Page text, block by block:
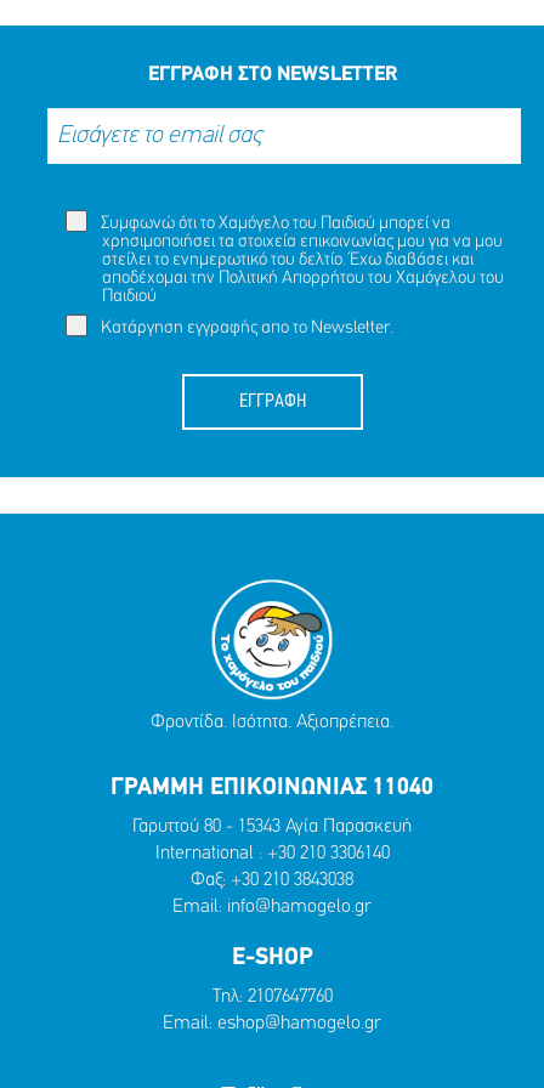
ΤΟ
ΤΩΡΑ
ΕΓΓΡΑΦΗ ΣΤΟ NEWSLETTER
Συμφωνώ ότι το Χαμόγελο του Παιδιού μπορεί να
χρησιμοποιήσει τα στοιχεία επικοινωνίας μου για να μου
στείλει το ενημερωτικό του δελτίο. Έχω διαβάσει και
αποδέχομαι την Πολιτική Απορρήτου του Χαμόγελου του
Παιδιού
Κατάργηση εγγραφής απο το Newsletter.
ΕΓΓΡΑΦΗ
Φροντίδα. Ισότητα. Αξιοπρέπεια.
ΓΡΑΜΜΗ ΕΠΙΚΟΙΝΩΝΙΑΣ 11040
Γαρυττού 80 - 15343 Αγία Παρασκευή
International : +30 210 3306140
Φαξ: +30 210 3843038
Email: info@hamogelo.gr
E-SHOP
Τηλ: 2107647760
Email: eshop@hamogelo.gr